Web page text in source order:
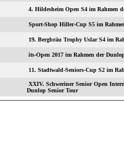
4. Hildesheim Open S4 im Rahmen
Sport-Shop Hiller-Cup S5 im
19. Bergbräu Trophy Uslar S4 im
its-Open 2017 im Rahmen der
11. Stadtwald-
XXIV. Schweriner Senior Open International S3 im
Dunlop Senior Tour